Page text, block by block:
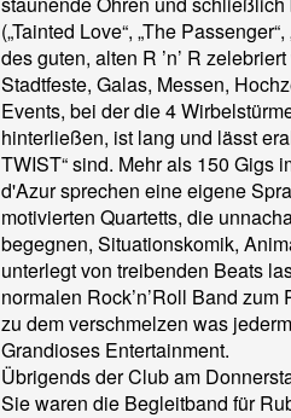
(„Tainted Love“, „The
des guten, alten R ’n’ R
Stadtfeste, Galas, Messen,
Events, bei der die 4
hinterließen, ist lang und lässt
TWIST“ sind. Mehr als 150 Gigs
d'Azur sprechen eine eigene
motivierten Quartetts, die
begegnen, Situationskomik,
unterlegt von treibenden Beats
normalen Rock’n’Roll Band
zu dem verschmelzen was
Grandioses Entertainment.
Übrigends der Club am
Sie waren die Begleitband für